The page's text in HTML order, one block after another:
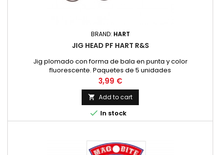
BRAND: HART
JIG HEAD PF HART R&S
Jig plomado con forma de bala en punta y color
fluorescente. Paquetes de 5 unidades
Price
3,99 €
 Add to cart
 In stock